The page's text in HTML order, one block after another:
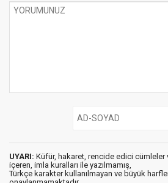
UYARI: Küfür, hakaret, rencide edici cümleler
içeren, imla kuralları ile yazılmamış,
Türkçe karakter kullanılmayan ve büyük